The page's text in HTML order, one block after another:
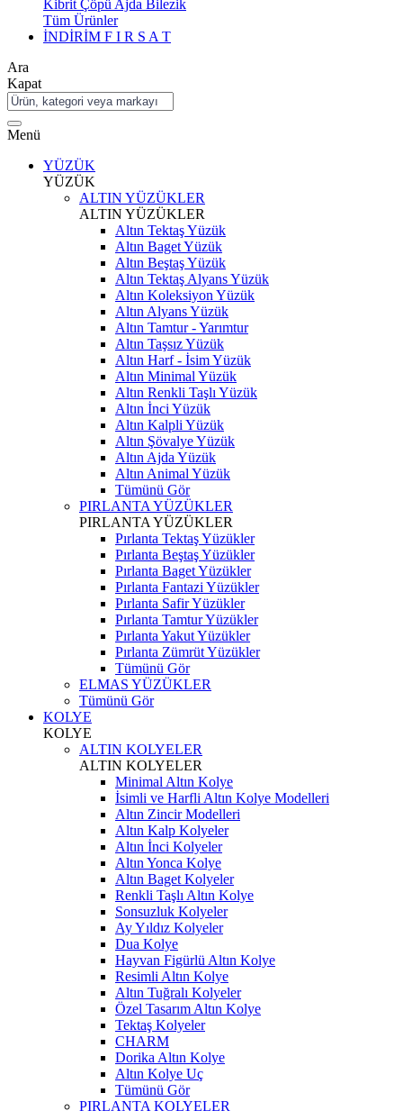
Kibrit Çöpü Ajda Bilezik
Tüm Ürünler
İNDİRİM F I R S A T
Ara
Kapat
Menü
YÜZÜK
YÜZÜK
ALTIN YÜZÜKLER
ALTIN YÜZÜKLER
Altın Tektaş Yüzük
Altın Baget Yüzük
Altın Beştaş Yüzük
Altın Tektaş Alyans Yüzük
Altın Koleksiyon Yüzük
Altın Alyans Yüzük
Altın Tamtur - Yarımtur
Altın Taşsız Yüzük
Altın Harf - İsim Yüzük
Altın Minimal Yüzük
Altın Renkli Taşlı Yüzük
Altın İnci Yüzük
Altın Kalpli Yüzük
Altın Şövalye Yüzük
Altın Ajda Yüzük
Altın Animal Yüzük
Tümünü Gör
PIRLANTA YÜZÜKLER
PIRLANTA YÜZÜKLER
Pırlanta Tektaş Yüzükler
Pırlanta Beştaş Yüzükler
Pırlanta Baget Yüzükler
Pırlanta Fantazi Yüzükler
Pırlanta Safir Yüzükler
Pırlanta Tamtur Yüzükler
Pırlanta Yakut Yüzükler
Pırlanta Zümrüt Yüzükler
Tümünü Gör
ELMAS YÜZÜKLER
Tümünü Gör
KOLYE
KOLYE
ALTIN KOLYELER
ALTIN KOLYELER
Minimal Altın Kolye
İsimli ve Harfli Altın Kolye Modelleri
Altın Zincir Modelleri
Altın Kalp Kolyeler
Altın İnci Kolyeler
Altın Yonca Kolye
Altın Baget Kolyeler
Renkli Taşlı Altın Kolye
Sonsuzluk Kolyeler
Ay Yıldız Kolyeler
Dua Kolye
Hayvan Figürlü Altın Kolye
Resimli Altın Kolye
Altın Tuğralı Kolyeler
Özel Tasarım Altın Kolye
Tektaş Kolyeler
CHARM
Dorika Altın Kolye
Altın Kolye Uç
Tümünü Gör
PIRLANTA KOLYELER